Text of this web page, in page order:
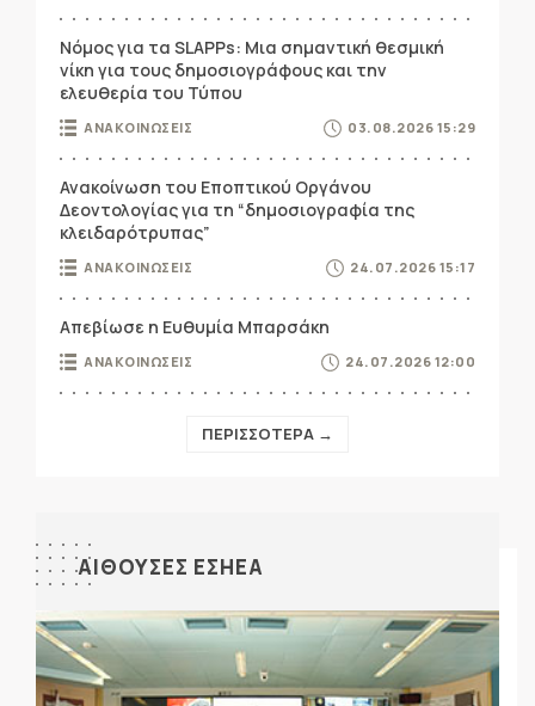
Νόμος για τα SLAPPs: Μια σημαντική θεσμική
νίκη για τους δημοσιογράφους και την
ελευθερία του Τύπου
ΑΝΑΚΟΙΝΩΣΕΙΣ 03.08.2026 15:29
Ανακοίνωση του Εποπτικού Οργάνου
Δεοντολογίας για τη “δημοσιογραφία της
κλειδαρότρυπας”
ΑΝΑΚΟΙΝΩΣΕΙΣ 24.07.2026 15:17
Απεβίωσε η Ευθυμία Μπαρσάκη
ΑΝΑΚΟΙΝΩΣΕΙΣ 24.07.2026 12:00
ΠΕΡΙΣΣΟΤΕΡΑ →
ΑΙΘΟΥΣΕΣ ΕΣΗΕΑ